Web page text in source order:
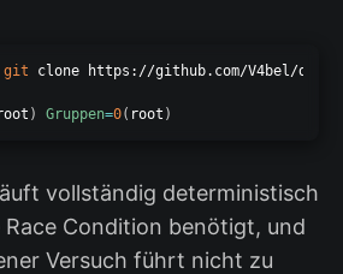
git clone https://github.com/V4bel/
) Gruppen=0( root )
vollständig deterministisch
Race Condition benötigt, und
Versuch führt nicht zu